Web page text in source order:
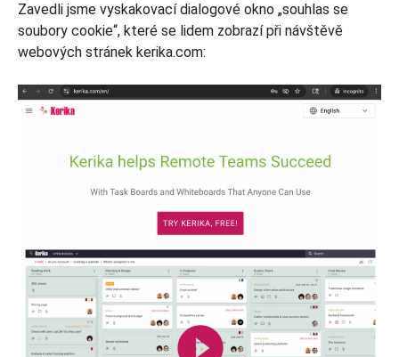
Zavedli jsme vyskakovací dialogové okno „souhlas se
soubory cookie“, které se lidem zobrazí při návštěvě
webových stránek kerika.com: